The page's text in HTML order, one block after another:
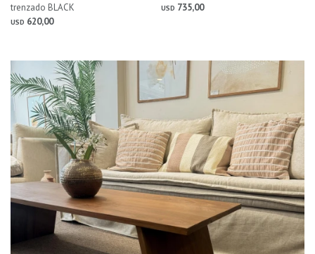
trenzado BLACK
USD 620,00
USD 735,00